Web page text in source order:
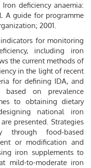
deficiency anaemia:
A guide for programme
2001.
for monitoring
including iron
the current methods of
in the light of recent
for defining IDA, and
on prevalence
to obtaining dietary
national iron
presented. Strategies
food-based
or modification and
iron supplements to
mild-to-moderate iron